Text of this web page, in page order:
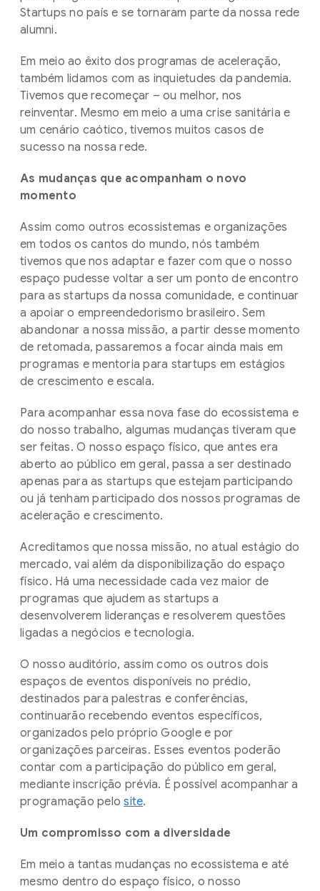
Startups no país e se tornaram parte da nossa rede
alumni.
Em meio ao êxito dos programas de aceleração,
também lidamos com as inquietudes da pandemia.
Tivemos que recomeçar – ou melhor, nos
reinventar. Mesmo em meio a uma crise sanitária e
um cenário caótico, tivemos muitos casos de
sucesso na nossa rede.
As mudanças que acompanham o novo
momento
Assim como outros ecossistemas e organizações
em todos os cantos do mundo, nós também
tivemos que nos adaptar e fazer com que o nosso
espaço pudesse voltar a ser um ponto de encontro
para as startups da nossa comunidade, e continuar
a apoiar o empreendedorismo brasileiro. Sem
abandonar a nossa missão, a partir desse momento
de retomada, passaremos a focar ainda mais em
programas e mentoria para startups em estágios
de crescimento e escala.
Para acompanhar essa nova fase do ecossistema e
do nosso trabalho, algumas mudanças tiveram que
ser feitas. O nosso espaço físico, que antes era
aberto ao público em geral, passa a ser destinado
apenas para as startups que estejam participando
ou já tenham participado dos nossos programas de
aceleração e crescimento.
Acreditamos que nossa missão, no atual estágio do
mercado, vai além da disponibilização do espaço
físico. Há uma necessidade cada vez maior de
programas que ajudem as startups a
desenvolverem lideranças e resolverem questões
ligadas a negócios e tecnologia.
O nosso auditório, assim como os outros dois
espaços de eventos disponíveis no prédio,
destinados para palestras e conferências,
continuarão recebendo eventos específicos,
organizados pelo próprio Google e por
organizações parceiras. Esses eventos poderão
contar com a participação do público em geral,
mediante inscrição prévia. É possível acompanhar a
programação pelosite.
Um compromisso com a diversidade
Em meio a tantas mudanças no ecossistema e até
mesmo dentro do espaço físico, o nosso